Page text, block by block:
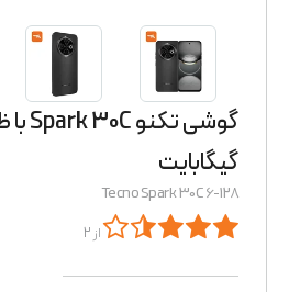
گیگابایت
Tecno Spark 30C 6-128
از 2